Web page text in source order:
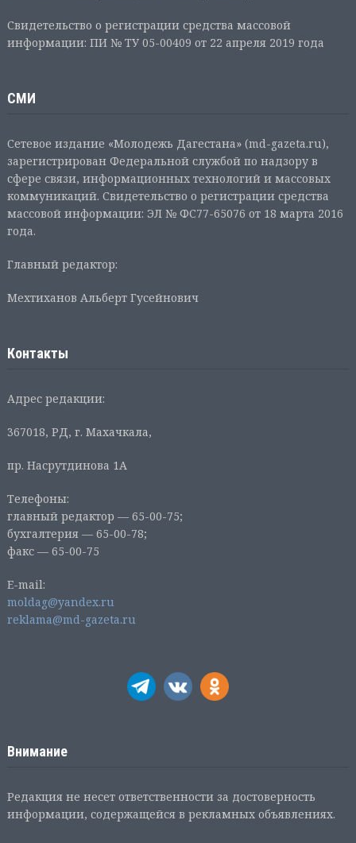
Свидетельство о регистрации средства массовой
информации: ПИ № ТУ 05-00409 от 22 апреля 2019 года
СМИ
Сетевое издание «Молодежь Дагестана» (md-gazeta.ru),
зарегистрирован Федеральной службой по надзору в
сфере связи, информационных технологий и массовых
коммуникаций. Свидетельство о регистрации средства
массовой информации: ЭЛ № ФС77-65076 от 18 марта 2016
года.
Главный редактор:
Мехтиханов Альберт Гусейнович
Контакты
Адрес редакции:
367018, РД, г. Махачкала,
пр. Насрутдинова 1А
Телефоны:
главный редактор — 65-00-75;
бухгалтерия — 65-00-78;
факс — 65-00-75
E-mail:
moldag@yandex.ru
reklama@md-gazeta.ru
Внимание
Редакция не несет ответственности за достоверность
информации, содержащейся в рекламных объявлениях.